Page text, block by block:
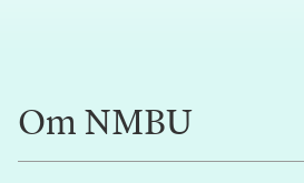
Om NMBU